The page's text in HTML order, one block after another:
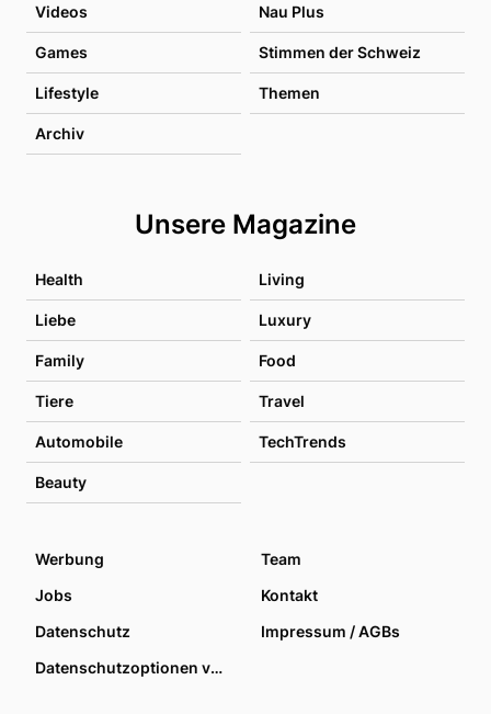
Videos Nau Plus
Games Stimmen der Schweiz
Lifestyle Themen
Archiv
Unsere Magazine
Health Living
Liebe Luxury
Family Food
Tiere Travel
Automobile TechTrends
Beauty
Werbung
Team
Jobs
Kontakt
Datenschutz
Impressum / AGBs
Datenschutzoptionen verwalten